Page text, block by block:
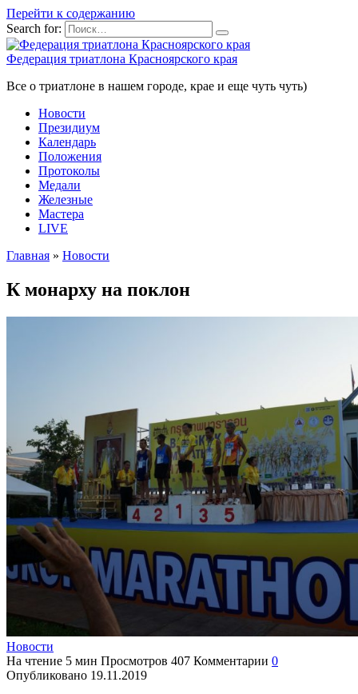
Перейти к содержанию
Search for:
Федерация триатлона Красноярского края
Все о триатлоне в нашем городе, крае и еще чуть чуть)
Новости
Президиум
Календарь
Положения
Протоколы
Медали
Железные
Мастера
LIVE
Главная » Новости
К монарху на поклон
Новости
На чтение 5 мин Просмотров 407 Комментарии 0
Опубликовано 19.11.2019